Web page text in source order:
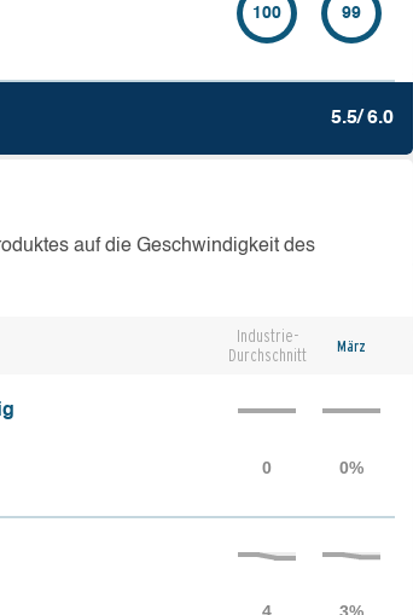
100 99
5.5/ 6.0
auf die Geschwindigkeit des
Industrie-
Durchschnitt
März